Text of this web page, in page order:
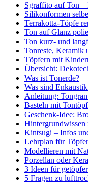
Sgraffito auf Ton
Silikonformen
Terrakotta-Töpfe
Ton auf Glanz
Ton kurz- und
Tonreste, Keramik
Töpfern mit
Übersicht:
Was ist Tonerde?
Was sind
Anleitung:
Basteln mit
Geschenk-Idee:
Hintergrundwissen
Kintsugi – Infos
Lehrplan für
Modellieren mit
Porzellan oder
3 Ideen für
5 Fragen zu